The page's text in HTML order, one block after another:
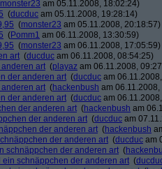
monster23 am 05.11.2008, 18:02:24)
(ducduc am 05.11.2008, 19:28:14)
(monster23 am 05.11.2008, 20:18:57)
(Pomm1 am 06.11.2008, 13:30:59)
(monster23 am 06.11.2008, 17:05:59)
art (ducduc am 06.11.2008, 08:54:25)
art (playaz am 06.11.2008,
der anderen art (ducduc am
art (hackenbush am
der anderen art (ducduc am
der anderen art (hackenbush am
der anderen art (ducduc am
der anderen art (hackenbush
der anderen art (ducduc am
schnäppchen der anderen art (
ein schnäppchen der anderen art (